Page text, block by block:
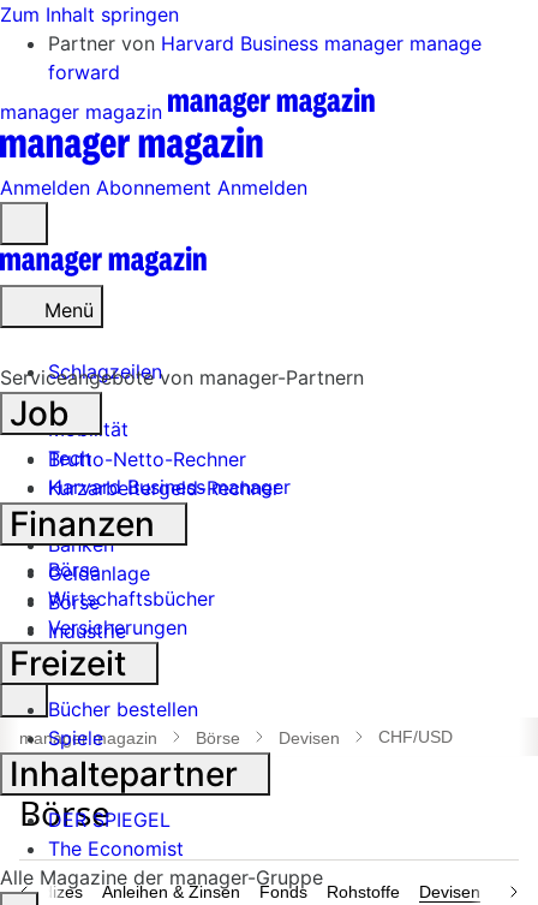
Zum Inhalt springen
Partner von Harvard Business manager manage
forward
manager magazin
Anmelden Abonnement Anmelden
öffnen
Menü
Schlagzeilen
Mobilität
Tech
Harvard Business manager
Handel
Banken
Geldanlage
Börse
Industrie
Suche
öffnen
manager magazin Börse Devisen CHF/USD
& Indizes Anleihen & Zinsen Fonds Rohstoffe Devisen
Serviceangebote von manager-Partnern
Job
Brutto-Netto-Rechner
Kurzarbeitergeld-Rechner
Finanzen
Börse
Wirtschaftsbücher
Versicherungen
Freizeit
Bücher bestellen
Spiele
Inhaltepartner
DER SPIEGEL
The Economist
Alle Magazine der manager-Gruppe